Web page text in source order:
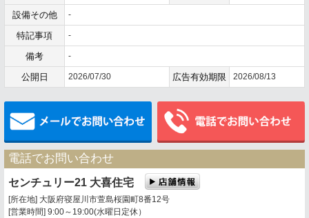
設備その他 -
特記事項 -
備考 -
公開日 2026/07/30 広告有効期限 2026/08/13
メールでお問い合わせ
電話でお問い合わせ
センチュリー21 大喜住宅
[所在地] 大阪府寝屋川市萱島桜園町8番12号
[営業時間] 9:00～19:00(水曜日定休）